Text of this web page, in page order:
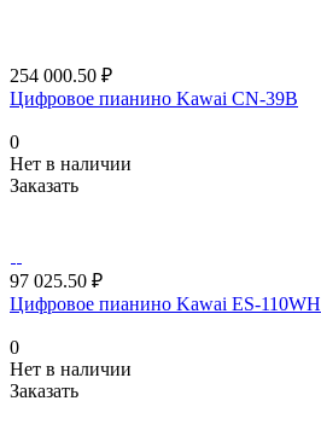
254 000.50 ₽
Цифровое пианино Kawai CN-39B
0
Нет в наличии
Заказать
97 025.50 ₽
Цифровое пианино Kawai ES-110WH
0
Нет в наличии
Заказать